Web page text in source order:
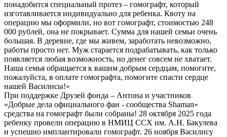
понадобится специальный протез – гомографт, который
изготавливается индивидуально для ребенка. Квоту на
операцию мы оформили, но вот гомографт, стоимостью 248
000 рублей, она не покрывает. Сумма для нашей семьи очень
большая. В деревне, где мы живем, заработать невозможно,
работы просто нет. Муж старается подрабатывать, как только
появляется любая возможность, но денег совсем не хватает.
Наша семья обращается к вашим добрым сердцам, помогите,
пожалуйста, в оплате гомографта, помогите спасти сердце
нашей Василисы!»
При поддержке Друзей фонда – Антона и участников
«Добрые дела официального фан - сообщества Shaman»
средства на гомографт были собраны! 28 октября 2025 года
ребенку провели операцию в НМИЦ ССХ им. А.Н. Бакулева
и успешно имплантировали гомографт. 26 ноября Василису